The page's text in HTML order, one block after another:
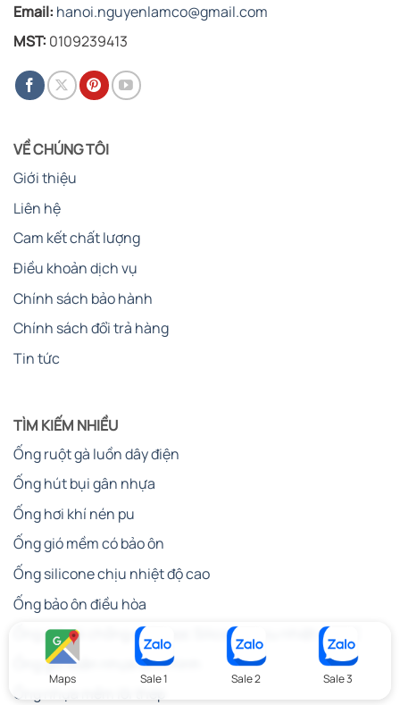
Email: hanoi.nguyenlamco@gmail.com
MST: 0109239413
VỀ CHÚNG TÔI
Giới thiệu
Liên hệ
Cam kết chất lượng
Điều khoản dịch vụ
Chính sách bảo hành
Chính sách đổi trả hàng
Tin tức
TÌM KIẾM NHIỀU
Ống ruột gà luồn dây điện
Ống hút bụi gân nhựa
Ống hơi khí nén pu
Ống gió mềm có bảo ôn
Ống silicone chịu nhiệt độ cao
Ống bảo ôn điều hòa
Ống gió vải chống cháy bọc Silicone chịu nhiệt 400°C
Ống gió xoắn nhựa định hình
Ống nhựa mềm lõi thép
Maps Sale 1 Sale 2 Sale 3